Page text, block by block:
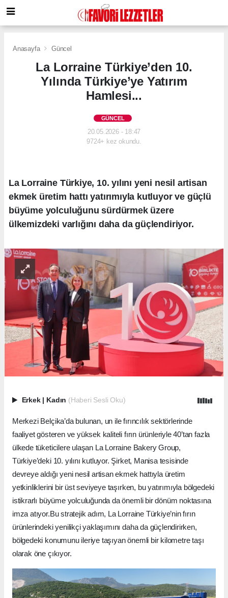
Anasayfa Güncel
La Lorraine Türkiye’den 10.
Yılında Türkiye’ye Yatırım
Hamlesi...
GÜNCEL
20.05.2026 - 18:47
9724+ kez okundu.
La Lorraine Türkiye, 10. yılını yeni nesil artisan
ekmek üretim hattı yatırımıyla kutluyor ve güçlü
büyüme yolculuğunu sürdürmek üzere
ülkemizdeki varlığını daha da güçlendiriyor.
Erkek | Kadın (Haberi Sesli Oku)
Merkezi Belçika’da bulunan, un ile fırıncılık sektörlerinde
faaliyet gösteren ve yüksek kaliteli fırın ürünleriyle 40’tan fazla
ülkede tüketicilere ulaşan La Lorraine Bakery Group,
Türkiye’deki 10. yılını kutluyor. Şirket, Manisa tesisinde
devreye aldığı yeni nesil artisan ekmek hattıyla üretim
yetkinliklerini bir üst seviyeye taşırken, bu yatırımıyla bölgedeki
istikrarlı büyüme yolculuğunda da önemli bir dönüm noktasına
imza atıyor.Bu stratejik adım, La Lorraine Türkiye’nin fırın
ürünlerindeki yenilikçi yaklaşımını daha da güçlendirirken,
bölgedeki konumunu ileriye taşıyan önemli bir kilometre taşı
olarak öne çıkıyor.